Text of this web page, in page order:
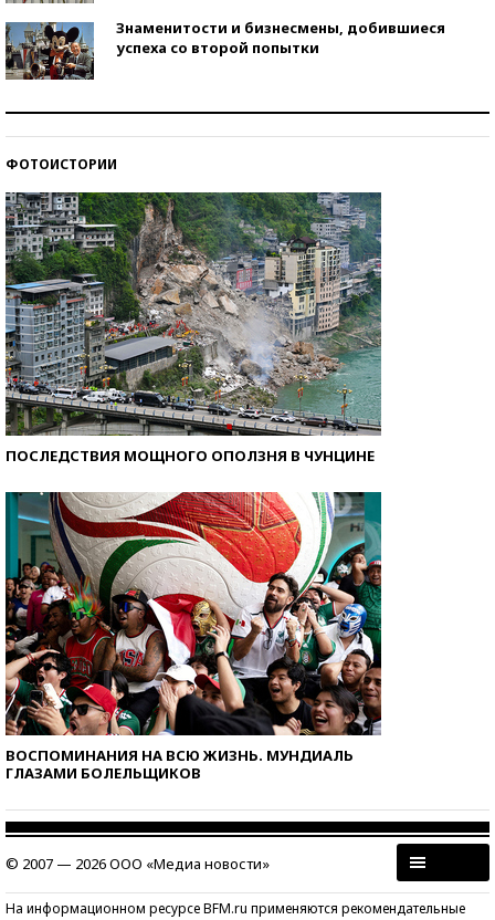
Знаменитости и бизнесмены, добившиеся
успеха со второй попытки
ФОТОИСТОРИИ
ПОСЛЕДСТВИЯ МОЩНОГО ОПОЛЗНЯ В ЧУНЦИНЕ
ВОСПОМИНАНИЯ НА ВСЮ ЖИЗНЬ. МУНДИАЛЬ
ГЛАЗАМИ БОЛЕЛЬЩИКОВ
© 2007 — 2026 ООО «Медиа новости»
На информационном ресурсе BFM.ru применяются рекомендательные